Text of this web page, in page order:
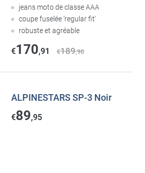
jeans moto de classe AAA
coupe fuselée ‘regular fit’
robuste et agréable
€170,91 €189,90
ALPINESTARS SP-3 Noir
€89,95